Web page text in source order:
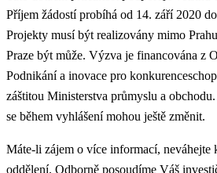
Příjem žádostí probíhá od 14. září 2020
Projekty musí být realizovány mimo
Praze být může. Výzva je financována z
Podnikání a inovace pro
záštitou Ministerstva průmyslu a
se během vyhlášení mohou ještě změnit.
Máte-li zájem o více informací, neváhejte
oddělení. Odborně posoudíme Váš